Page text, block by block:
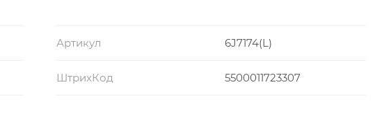
Артикул 6J7174(L)
ШтрихКод 5500011723307